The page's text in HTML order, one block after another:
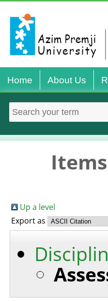
Home About Us
Up a level
Export as